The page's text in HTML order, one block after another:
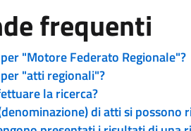
frequenti
"Motore Federato Regionale"?
"atti regionali"?
la ricerca?
di atti si possono